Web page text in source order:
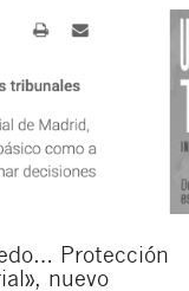
Protección
nuevo